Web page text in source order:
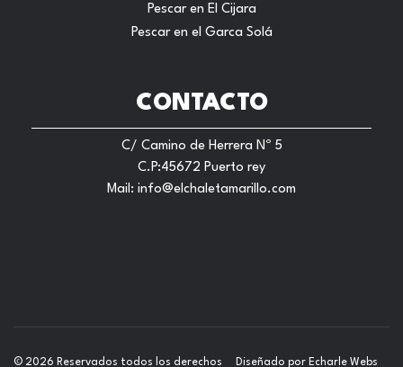
Pescar en El Cijara
Pescar en el Garca Solá
CONTACTO
C/ Camino de Herrera Nº 5
C.P:45672 Puerto rey
Mail: info@elchaletamarillo.com
© 2026 Reservados todos los derechos Diseñado por Echarle Webs